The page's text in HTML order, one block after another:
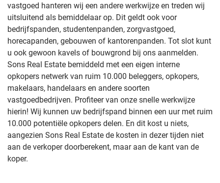
vastgoed hanteren wij een andere werkwijze en treden wij
uitsluitend als bemiddelaar op. Dit geldt ook voor
bedrijfspanden, studentenpanden, zorgvastgoed,
horecapanden, gebouwen of kantorenpanden. Tot slot kunt
u ook gewoon kavels of bouwgrond bij ons aanmelden.
Sons Real Estate bemiddeld met een eigen interne
opkopers netwerk van ruim 10.000 beleggers, opkopers,
makelaars, handelaars en andere soorten
vastgoedbedrijven. Profiteer van onze snelle werkwijze
hierin! Wij kunnen uw bedrijfspand binnen een uur met ruim
10.000 potentiële opkopers delen. En dit kost u niets,
aangezien Sons Real Estate de kosten in dezer tijden niet
aan de verkoper doorberekent, maar aan de kant van de
koper.